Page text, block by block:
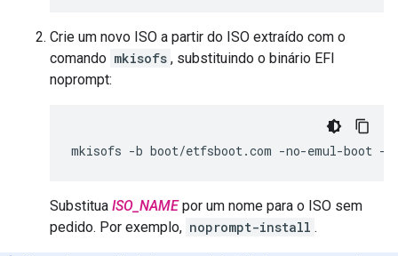
Crie um novo ISO a partir do ISO extraído com o
comando mkisofs , substituindo o binário EFI
noprompt:
mkisofs -b boot/etfsboot.com -no-emul-boot -c
Substitua ISO_NAMEpor um nome para o ISO sem
pedido. Por exemplo, noprompt-install .